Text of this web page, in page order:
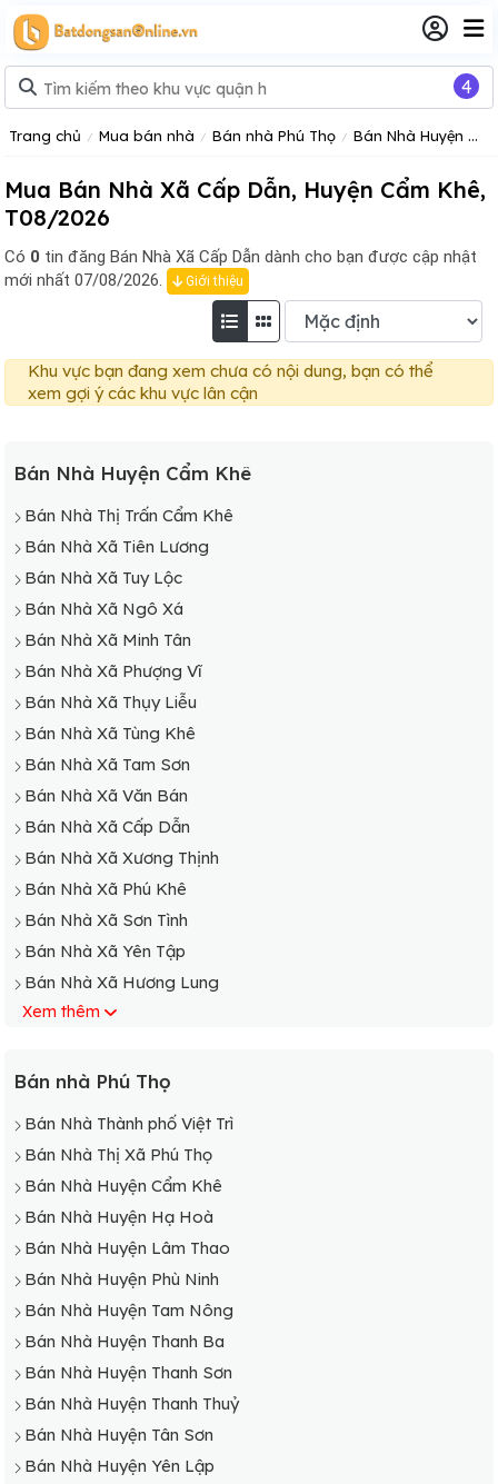
Trang chủ Mua bán nhà Bán nhà Phú Thọ Bán Nhà Huyện Cẩm Khê
Mua Bán Nhà Xã Cấp Dẫn, Huyện Cẩm Khê,
T08/2026
Có 0 tin đăng Bán Nhà Xã Cấp Dẫn dành cho bạn được cập nhật
mới nhất 07/08/2026.
Giới thiệu
Khu vực bạn đang xem chưa có nội dung, bạn có thể
xem gợi ý các khu vực lân cận
Bán Nhà Huyện Cẩm Khê
Bán Nhà Thị Trấn Cẩm Khê
Bán Nhà Xã Tiên Lương
Bán Nhà Xã Tuy Lộc
Bán Nhà Xã Ngô Xá
Bán Nhà Xã Minh Tân
Bán Nhà Xã Phượng Vĩ
Bán Nhà Xã Thụy Liễu
Bán Nhà Xã Tùng Khê
Bán Nhà Xã Tam Sơn
Bán Nhà Xã Văn Bán
Bán Nhà Xã Cấp Dẫn
Bán Nhà Xã Xương Thịnh
Bán Nhà Xã Phú Khê
Bán Nhà Xã Sơn Tình
Bán Nhà Xã Yên Tập
Bán Nhà Xã Hương Lung
Bán Nhà Xã Tạ Xá
Bán Nhà Xã Chương Xá
Bán Nhà Xã Văn Khúc
Bán Nhà Xã Yên Dưỡng
Bán Nhà Xã Điêu Lương
Bán Nhà Xã Đồng Lương
Xem thêm
Bán nhà Phú Thọ
Bán Nhà Thành phố Việt Trì
Bán Nhà Thị Xã Phú Thọ
Bán Nhà Huyện Cẩm Khê
Bán Nhà Huyện Hạ Hoà
Bán Nhà Huyện Lâm Thao
Bán Nhà Huyện Phù Ninh
Bán Nhà Huyện Tam Nông
Bán Nhà Huyện Thanh Ba
Bán Nhà Huyện Thanh Sơn
Bán Nhà Huyện Thanh Thuỷ
Bán Nhà Huyện Tân Sơn
Bán Nhà Huyện Yên Lập
4